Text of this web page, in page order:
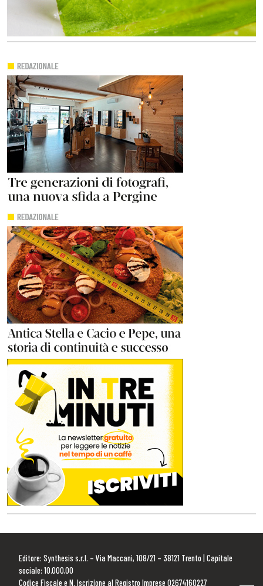
Editore: Synthesis s.r.l. – Via Maccani, 108/21 – 38121 Trento | Capitale
sociale: 10.000,00
Codice Fiscale e N. Iscrizione al Registro Imprese 02674160227